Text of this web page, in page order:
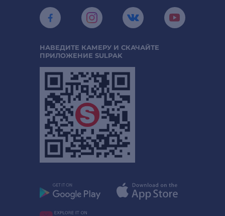
НАВЕДИТЕ КАМЕРУ И СКАЧАЙТЕ
ПРИЛОЖЕНИЕ SULPAK